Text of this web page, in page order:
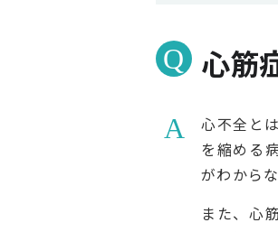
心筋
心不全と
を縮める
がわから
また、心